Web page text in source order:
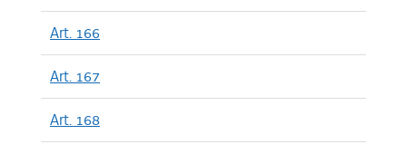
Art. 166
Art. 167
Art. 168